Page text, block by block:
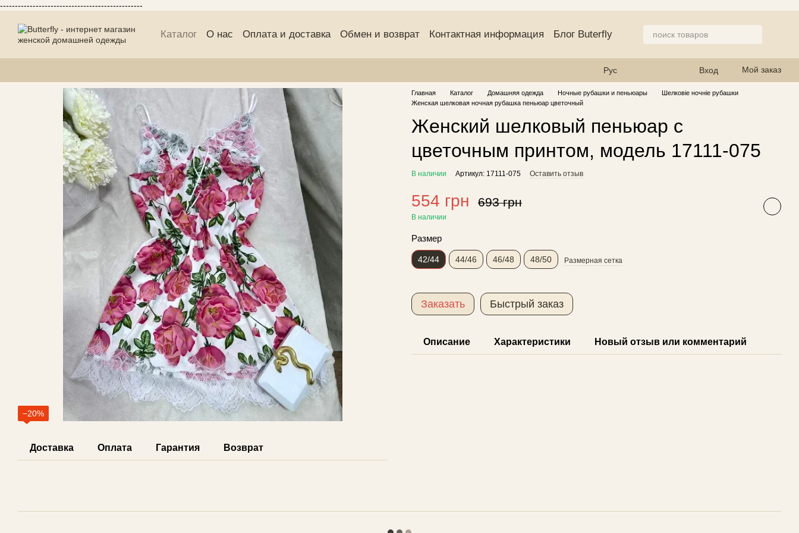
------------------------------------------------
Каталог О нас Оплата и доставка Обмен и возврат Контактная информация
Блог Buterfly
Рус Вход Мой заказ
−20%
Доставка Оплата Гарантия Возврат
Главная Каталог Домашняя одежда Ночные рубашки и пеньюары
Шелковіе ночніе рубашки
Женская шелковая ночная рубашка пеньюар цветочный
Женский шелковый пеньюар с
цветочным принтом, модель 17111-075
В наличии Артикул: 17111-075 Оставить отзыв
554 грн 693 грн
В наличии
Размер
42/44 44/46 46/48 48/50 Размерная сетка
Заказать Быстрый заказ
Описание Характеристики Новый отзыв или комментарий